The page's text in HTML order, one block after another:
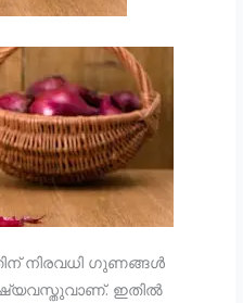
നിരവധി ഗുണങ്ങൾ
ഇതിൽ